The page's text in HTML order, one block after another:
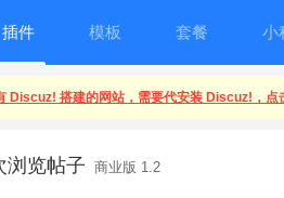
插件 模板 套餐 小
Discuz! 搭建的网站，需要代安装 Discuz!，点
浏览帖子 商业版 1.2